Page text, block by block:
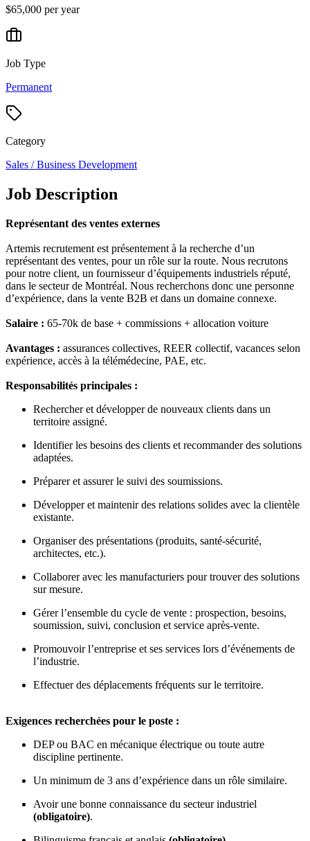
$65,000 per year
Job Type
Permanent
Category
Sales / Business Development
Job Description
Représentant des ventes externes
Artemis recrutement est présentement à la recherche d’un
représentant des ventes, pour un rôle sur la route. Nous recrutons
pour notre client, un fournisseur d’équipements industriels réputé,
dans le secteur de Montréal. Nous recherchons donc une personne
d’expérience, dans la vente B2B et dans un domaine connexe.
Salaire : 65-70k de base + commissions + allocation voiture
Avantages : assurances collectives, REER collectif, vacances selon
expérience, accès à la télémédecine, PAE, etc.
Responsabilités principales :
Rechercher et développer de nouveaux clients dans un
territoire assigné.
Identifier les besoins des clients et recommander des solutions
adaptées.
Préparer et assurer le suivi des soumissions.
Développer et maintenir des relations solides avec la clientèle
existante.
Organiser des présentations (produits, santé-sécurité,
architectes, etc.).
Collaborer avec les manufacturiers pour trouver des solutions
sur mesure.
Gérer l’ensemble du cycle de vente : prospection, besoins,
soumission, suivi, conclusion et service après-vente.
Promouvoir l’entreprise et ses services lors d’événements de
l’industrie.
Effectuer des déplacements fréquents sur le territoire.
Exigences recherchées pour le poste :
DEP ou BAC en mécanique électrique ou toute autre
discipline pertinente.
Un minimum de 3 ans d’expérience dans un rôle similaire.
Avoir une bonne connaissance du secteur industriel
(obligatoire).